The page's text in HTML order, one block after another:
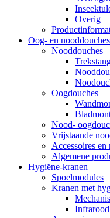
Overig
Oog- en nooddouches
Nooddouches
Oogdouches
Nood-
Vrijstaande
Accessoires en
Algemene
Hygiëne-kranen
Spoelmodules
Kranen met